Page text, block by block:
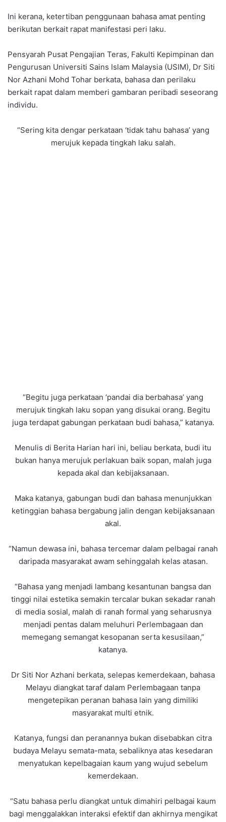
Ini kerana, ketertiban penggunaan bahasa amat penting
berikutan berkait rapat manifestasi peri laku.
Pensyarah Pusat Pengajian Teras, Fakulti Kepimpinan dan
Pengurusan Universiti Sains Islam Malaysia (USIM), Dr Siti
Nor Azhani Mohd Tohar berkata, bahasa dan perilaku
berkait rapat dalam memberi gambaran peribadi seseorang
individu.
“Sering kita dengar perkataan ‘tidak tahu bahasa’ yang
merujuk kepada tingkah laku salah.
“Begitu juga perkataan ‘pandai dia berbahasa’ yang
merujuk tingkah laku sopan yang disukai orang. Begitu
juga terdapat gabungan perkataan budi bahasa,” katanya.
Menulis di Berita Harian hari ini, beliau berkata, budi itu
bukan hanya merujuk perlakuan baik sopan, malah juga
kepada akal dan kebijaksanaan.
Maka katanya, gabungan budi dan bahasa menunjukkan
ketinggian bahasa bergabung jalin dengan kebijaksanaan
akal.
“Namun dewasa ini, bahasa tercemar dalam pelbagai ranah
daripada masyarakat awam sehinggalah kelas atasan.
“Bahasa yang menjadi lambang kesantunan bangsa dan
tinggi nilai estetika semakin tercalar bukan sekadar ranah
di media sosial, malah di ranah formal yang seharusnya
menjadi pentas dalam meluhuri Perlembagaan dan
memegang semangat kesopanan serta kesusilaan,”
katanya.
Dr Siti Nor Azhani berkata, selepas kemerdekaan, bahasa
Melayu diangkat taraf dalam Perlembagaan tanpa
mengetepikan peranan bahasa lain yang dimiliki
masyarakat multi etnik.
Katanya, fungsi dan peranannya bukan disebabkan citra
budaya Melayu semata-mata, sebaliknya atas kesedaran
menyatukan kepelbagaian kaum yang wujud sebelum
kemerdekaan.
“Satu bahasa perlu diangkat untuk dimahiri pelbagai kaum
bagi menggalakkan interaksi efektif dan akhirnya mengikat